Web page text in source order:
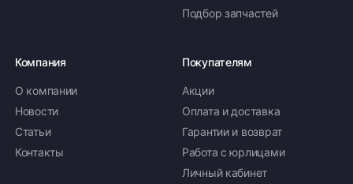
Подбор запчастей
Компания
О компании
Новости
Статьи
Контакты
Покупателям
Акции
Оплата и доставка
Гарантии и возврат
Работа с юрлицами
Личный кабинет